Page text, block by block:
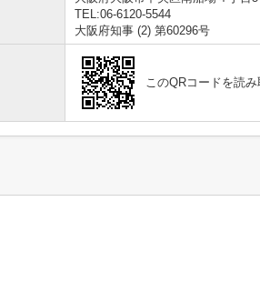
TEL:06-6120-5544
大阪府知事 (2) 第60296号
このQRコードを読